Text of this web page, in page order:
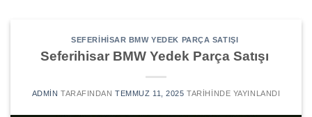
SEFERIHISAR BMW YEDEK PARÇA SATIŞI
Seferihisar BMW Yedek Parça Satışı
ADMIN TARAFINDAN TEMMUZ 11, 2025 TARIHINDE YAYINLANDI